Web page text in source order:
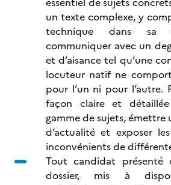
un texte complexe, y
technique dans sa
communiquer avec un
et d’aisance tel qu’une
locuteur natif ne
pour l’un ni pour l’autre.
façon claire et
gamme de sujets, émettre
d’actualité et exposer
inconvénients de
Tout candidat présenté
dossier, mis à